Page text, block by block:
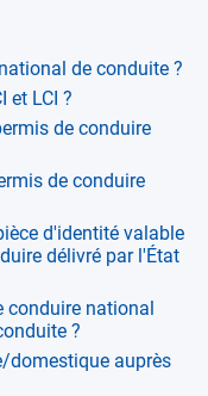
de conduite ?
et LCI ?
de conduire
de conduire
d'identité valable
délivré par l'État
conduire national
?
domestique auprès